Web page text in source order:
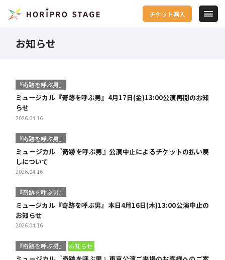
チケット購入
お知らせ
『奇跡を呼ぶ男』
ミュージカル『奇跡を呼ぶ男』4月17日(金)13:00公演再開のお知
らせ
2026.04.16
『奇跡を呼ぶ男』
ミュージカル『奇跡を呼ぶ男』公演中止によるチケットの払い戻
しについて
2026.04.16
『奇跡を呼ぶ男』
ミュージカル『奇跡を呼ぶ男』本日4月16日(木)13:00公演中止の
お知らせ
2026.04.16
『奇跡を呼ぶ男』 お知らせ